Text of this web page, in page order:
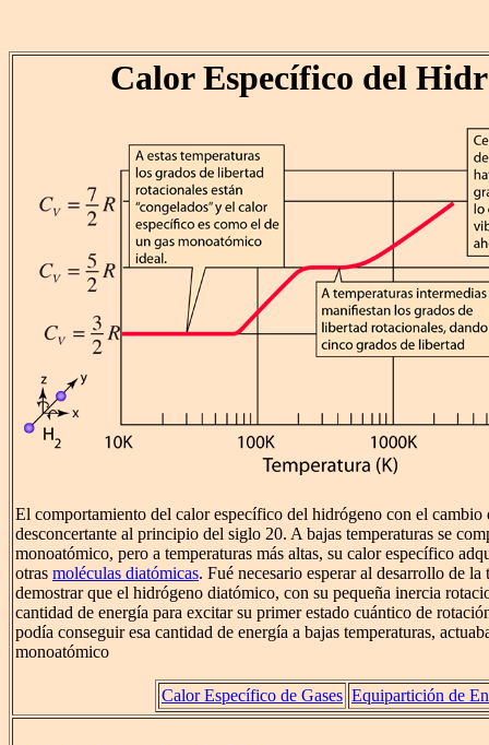
Calor Específico del
El comportamiento del calor específico del hidrógeno con el cambio
desconcertante al principio del siglo 20. A bajas temperaturas se
monoatómico, pero a temperaturas más altas, su calor específico
otras moléculas diatómicas. Fué necesario esperar al desarrollo de la
demostrar que el hidrógeno diatómico, con su pequeña inercia
cantidad de energía para excitar su primer estado cuántico de
podía conseguir esa cantidad de energía a bajas temperaturas,
monoatómico
Calor Específico de Gases Equipartición de